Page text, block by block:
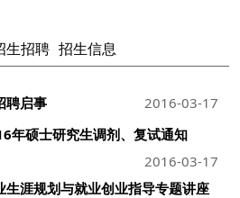
生招聘 招生信息
聘启事
2016-03-17
年硕士研究生调剂、复试通知
2016-03-17
生涯规划与就业创业指导专题讲座